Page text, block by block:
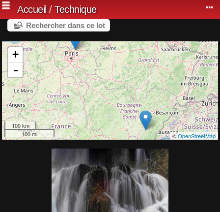
Accueil/ Technique
Rechercher dans ce lot
+
-
100 km
100 mi
©OpenStreetMap